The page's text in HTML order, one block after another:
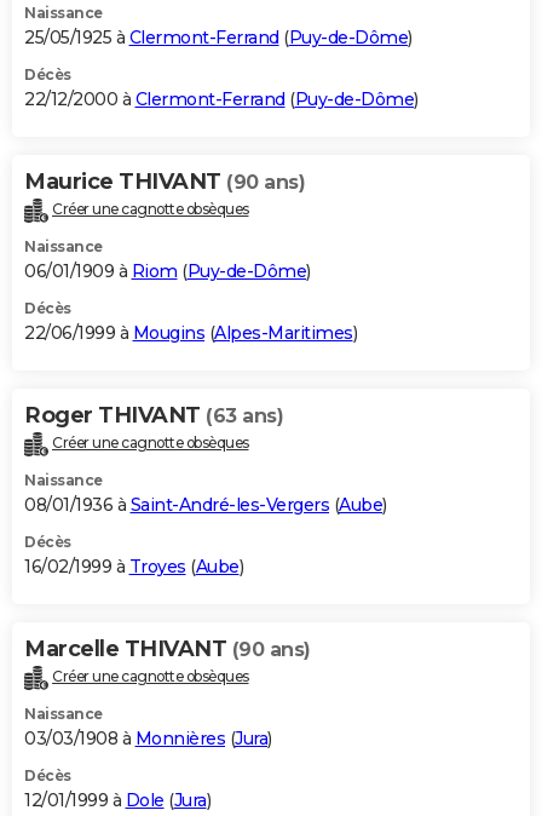
Naissance
25/05/1925 à Clermont-Ferrand (Puy-de-Dôme)
Décès
22/12/2000 à Clermont-Ferrand (Puy-de-Dôme)
Maurice THIVANT (90 ans)
Créer une cagnotte obsèques
Naissance
06/01/1909 à Riom (Puy-de-Dôme)
Décès
22/06/1999 à Mougins (Alpes-Maritimes)
Roger THIVANT (63 ans)
Créer une cagnotte obsèques
Naissance
08/01/1936 à Saint-André-les-Vergers (Aube)
Décès
16/02/1999 à Troyes (Aube)
Marcelle THIVANT (90 ans)
Créer une cagnotte obsèques
Naissance
03/03/1908 à Monnières (Jura)
Décès
12/01/1999 à Dole (Jura)